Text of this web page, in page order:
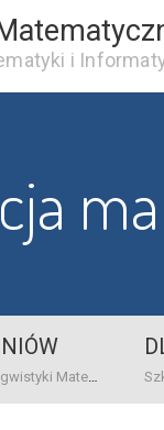
i
kontakt
Olimpiada Lingwistyki Matematycznej